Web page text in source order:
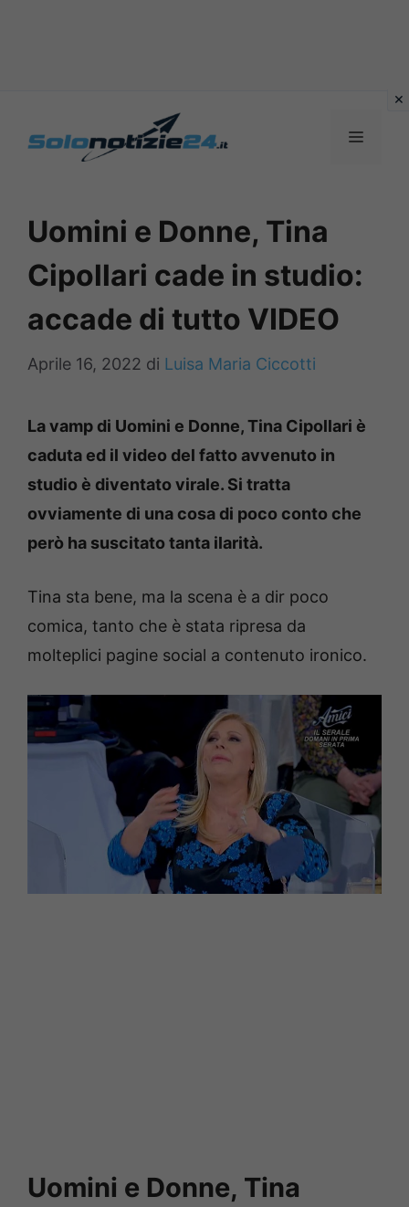
MENU
Uomini e Donne, Tina
Cipollari cade in studio:
accade di tutto VIDEO
Aprile 16, 2022 di Luisa Maria Ciccotti
La vamp di Uomini e Donne, Tina Cipollari è
caduta ed il video del fatto avvenuto in
studio è diventato virale. Si tratta
ovviamente di una cosa di poco conto che
però ha suscitato tanta ilarità.
Tina sta bene, ma la scena è a dir poco
comica, tanto che è stata ripresa da
molteplici pagine social a contenuto ironico.
Uomini e Donne, Tina